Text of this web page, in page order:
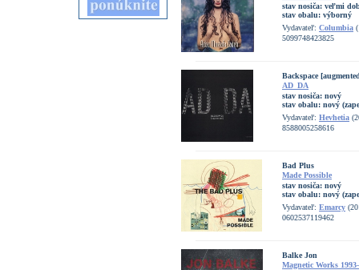
stav nosiča: veľmi
stav obalu: výborný
Vydavateľ: Columbia
5099748423825
Backspace
AD_DA
stav nosiča: nový
stav obalu: nový
Vydavateľ: Hevhetia
8588005258616
Bad Plus
Made Possible
stav nosiča: nový
stav obalu: nový
Vydavateľ: Emarcy
0602537119462
Balke Jon
Magnetic Works